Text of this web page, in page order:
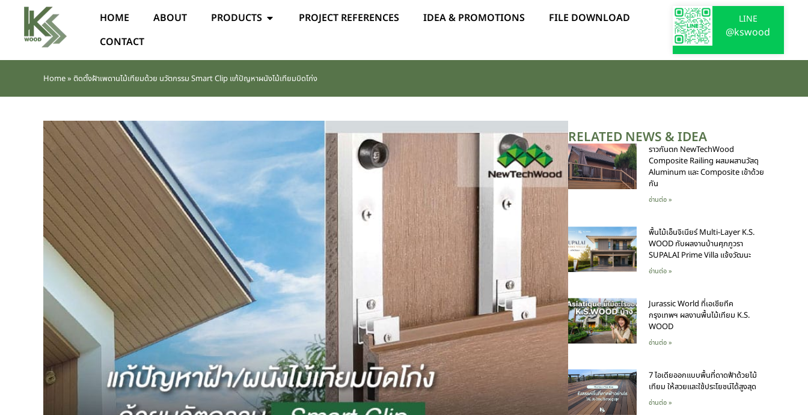
HOME ABOUT PRODUCTS PROJECT REFERENCES IDEA & PROMOTIONS
FILE DOWNLOAD
CONTACT
LINE
@kswood
Home» ติดตั้งฝ้าเพดานไม้เทียมด้วย นวัตกรรม Smart Clip แก้ปัญหาผนังไม้เทียมบิดโก่ง
RELATED NEWS & IDEA
ราวกันตก NewTechWood
Composite Railing ผสมผสานวัสดุ
Aluminum และ Composite เข้าด้วย
กัน
อ่านต่อ »
พื้นไม้เอ็นจิเนียร์ Multi-Layer K.S.
WOOD กับผลงานบ้านศุภภูวรา
SUPALAI Prime Villa แจ้งวัฒนะ
อ่านต่อ »
Jurassic World ที่เอเชียทีค
กรุงเทพฯ ผลงานพื้นไม้เทียม K.S.
WOOD
อ่านต่อ »
7 ไอเดียออกแบบพื้นที่ดาดฟ้าด้วยไม้
เทียม ให้สวยและใช้ประโยชน์ได้สูงสุด
อ่านต่อ »